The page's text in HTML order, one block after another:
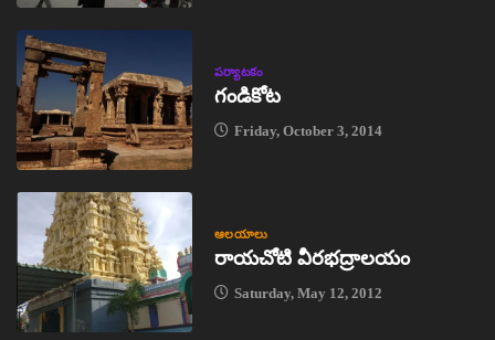
పర్యాటకం
గండికోట
Friday, October 3, 2014
ఆలయాలు
రాయచోటి వీరభద్రాలయం
Saturday, May 12, 2012